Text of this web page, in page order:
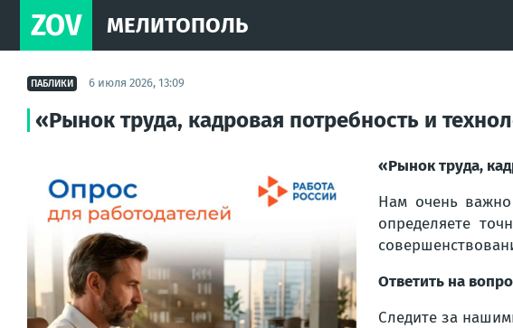
ZOV МЕЛИТОПОЛЬ
ПАБЛИКИ 6 июля 2026, 13:09
«Рынок труда, кадровая потребность и
«Рынок труда,
Нам очень
определяете
Ответить на
Следите за